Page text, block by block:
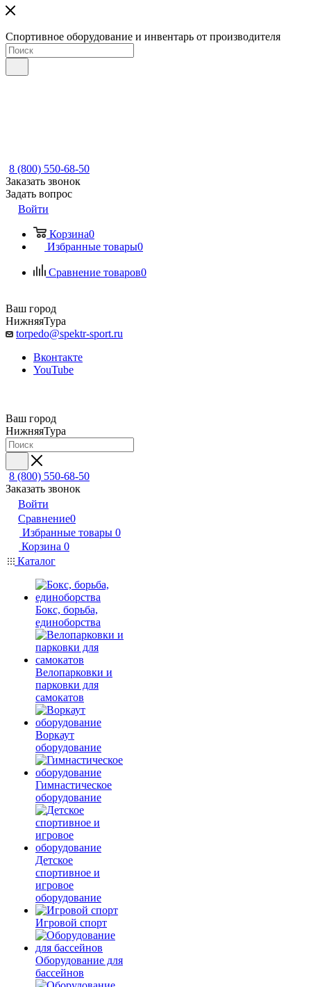
Спортивное оборудование и инвентарь от производителя
8 (800) 550-68-50
Заказать звонок
Задать вопрос
Войти
Корзина0
Избранные товары0
Сравнение товаров0
Ваш город
НижняяТура
torpedo@spektr-sport.ru
Вконтакте
YouTube
Ваш город
НижняяТура
8 (800) 550-68-50
Заказать звонок
Войти
Сравнение0
Избранные товары 0
Корзина 0
Каталог
Бокс, борьба,
единоборства
Велопарковки и
парковки для
самокатов
Воркаут
оборудование
Гимнастическое
оборудование
Детское
спортивное и
игровое
оборудование
Игровой спорт
Оборудование для
бассейнов